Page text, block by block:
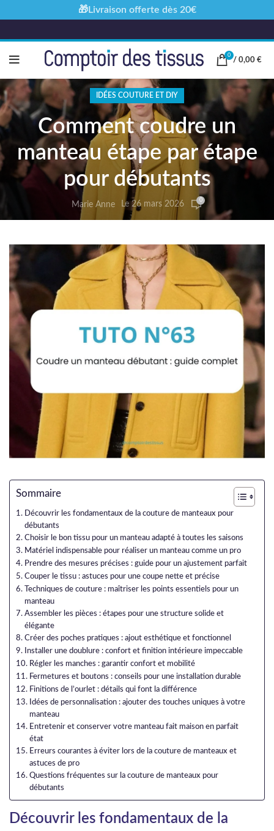
0
/ 0,00 €
IDÉES COUTURE ET DIY
Comment coudre un
manteau étape par étape
pour débutants
Marie Anne Le 26 mars 2026 0
Sommaire
Découvrir les fondamentaux de la couture de manteaux pour
débutants
Choisir le bon tissu pour un manteau adapté à toutes les saisons
Matériel indispensable pour réaliser un manteau comme un pro
Prendre des mesures précises : guide pour un ajustement parfait
Couper le tissu : astuces pour une coupe nette et précise
Techniques de couture : maîtriser les points essentiels pour un
manteau
Assembler les pièces : étapes pour une structure solide et
élégante
Créer des poches pratiques : ajout esthétique et fonctionnel
Installer une doublure : confort et finition intérieure impeccable
Régler les manches : garantir confort et mobilité
Fermetures et boutons : conseils pour une installation durable
Finitions de l’ourlet : détails qui font la différence
Idées de personnalisation : ajouter des touches uniques à votre
manteau
Entretenir et conserver votre manteau fait maison en parfait
état
Erreurs courantes à éviter lors de la couture de manteaux et
astuces de pro
Questions fréquentes sur la couture de manteaux pour
débutants
Découvrir les fondamentaux de la
🎁Livraison offerte dès 20€